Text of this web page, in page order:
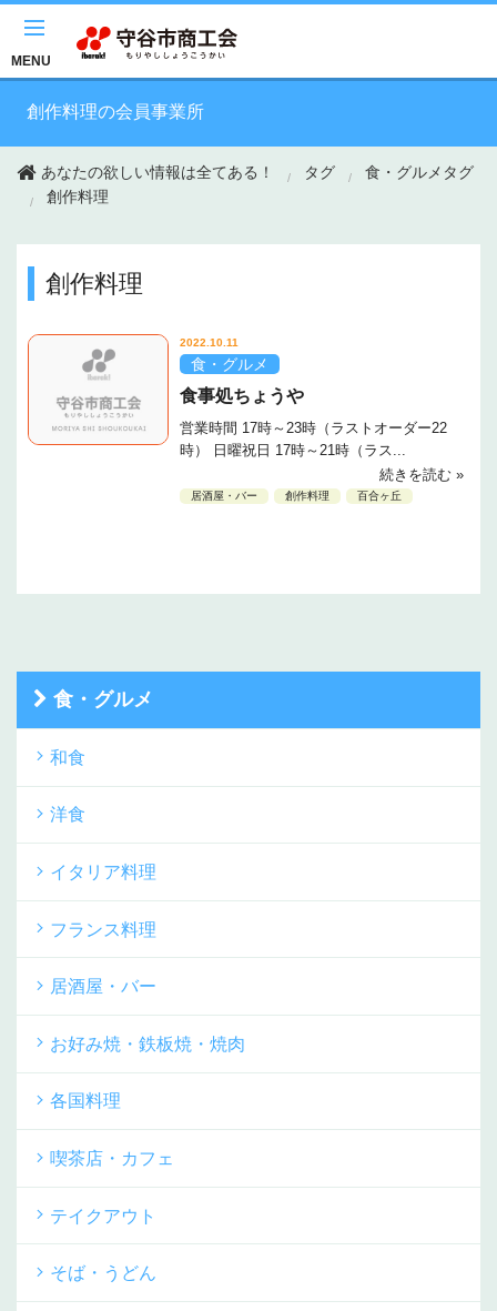
MENU
創作料理の会員事業所
あなたの欲しい情報は全てある！ タグ
食・グルメタグ
創作料理
創作料理
2022.10.11
食・グルメ
食事処ちょうや
営業時間 17時～23時（ラストオーダー22
時） 日曜祝日 17時～21時（ラス...
続きを読む »
居酒屋・バー 創作料理 百合ヶ丘
食・グルメ
和食
洋食
イタリア料理
フランス料理
居酒屋・バー
お好み焼・鉄板焼・焼肉
各国料理
喫茶店・カフェ
テイクアウト
そば・うどん